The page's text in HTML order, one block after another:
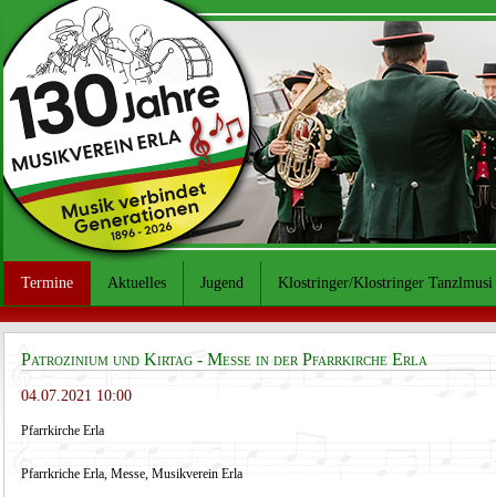
Termine Aktuelles Jugend Klostringer/Klostringer Tanzlmusi
Patrozinium und Kirtag - Messe in der Pfarrkirche Erla
04.07.2021 10:00
Pfarrkirche Erla
Pfarrkriche Erla, Messe, Musikverein Erla